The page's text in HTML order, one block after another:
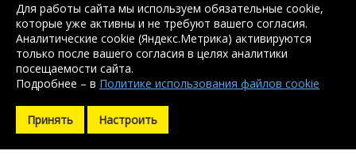
Согласие на использование сервиса
Яндекс.Метрика
Без регистрации доступен поиск балки, арматуры, швеллера
и уголка. Остальные контакты доступны после регистрации.
Зарегистрироваться
Без регистрации доступен поиск балки, арматуры, швеллера
Зарегистрироваться
Для работы сайта мы используем обязательные cookie,
которые уже активны и не требуют вашего согласия.
Аналитические cookie (Яндекс.Метрика) активируются
только после вашего согласия в целях аналитики
посещаемости сайта.
Подробнее – в Политике использования файлов cookie
Принять Настроить